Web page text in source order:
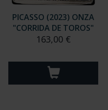
PICASSO (2023) ONZA
"CORRIDA DE TOROS"
163,00 €